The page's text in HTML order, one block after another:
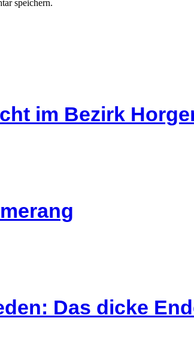
speichern.
im Bezirk
Das dicke